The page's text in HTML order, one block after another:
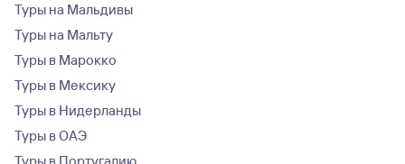
Туры на Мальдивы
Туры на Мальту
Туры в Марокко
Туры в Мексику
Туры в Нидерланды
Туры в ОАЭ